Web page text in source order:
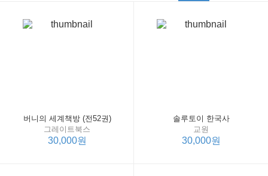
버니의 세계책방 (전52권)
그레이트북스
30,000원
솔루토이 한국사
교원
30,000원